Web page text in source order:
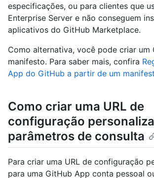
especificações, ou para clientes que
Enterprise Server e não conseguem
aplicativos do GitHub Marketplace.
Como alternativa, você pode criar um
manifesto. Para saber mais, confira
App do GitHub a partir de um
Como criar uma URL de
configuração
parâmetros de consulta
Para criar uma URL de configuração
para uma GitHub App conta pessoal